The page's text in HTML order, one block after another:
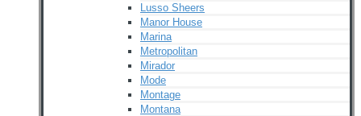
Lusso Sheers
Manor House
Marina
Metropolitan
Mirador
Mode
Montage
Montana